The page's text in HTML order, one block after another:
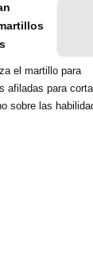
el martillo para
afiladas para
sobre las